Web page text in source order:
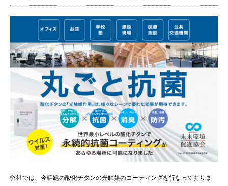
弊社では、今話題の酸化チタンの光触媒のコーティングを行なっておりま